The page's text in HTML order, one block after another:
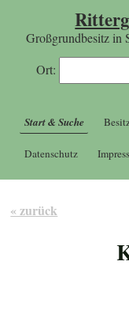
Großgrundbesitz in
Ort:
Start & Suche
Datenschutz
« zurück